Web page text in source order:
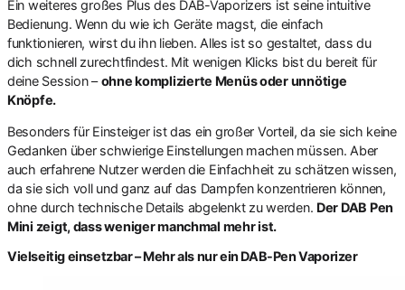
Ein weiteres großes Plus des DAB-Vaporizers ist seine intuitive
Bedienung. Wenn du wie ich Geräte magst, die einfach
funktionieren, wirst du ihn lieben. Alles ist so gestaltet, dass du
dich schnell zurechtfindest. Mit wenigen Klicks bist du bereit für
deine Session –ohne komplizierte Menüs oder unnötige
Knöpfe.
Besonders für Einsteiger ist das ein großer Vorteil, da sie sich keine
Gedanken über schwierige Einstellungen machen müssen. Aber
auch erfahrene Nutzer werden die Einfachheit zu schätzen wissen,
da sie sich voll und ganz auf das Dampfen konzentrieren können,
ohne durch technische Details abgelenkt zu werden. Der DAB Pen
Mini zeigt, dass weniger manchmal mehr ist.
Vielseitig einsetzbar – Mehr als nur ein DAB-Pen Vaporizer